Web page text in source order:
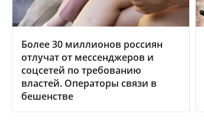
Более 30 миллионов россиян
отлучат от мессенджеров и
соцсетей по требованию
властей. Операторы связи в
бешенстве